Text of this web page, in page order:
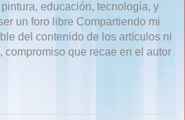
educación, tecnología, y
un foro libre Compartiendo mi
del contenido de los artículos ni
compromiso que recae en el autor